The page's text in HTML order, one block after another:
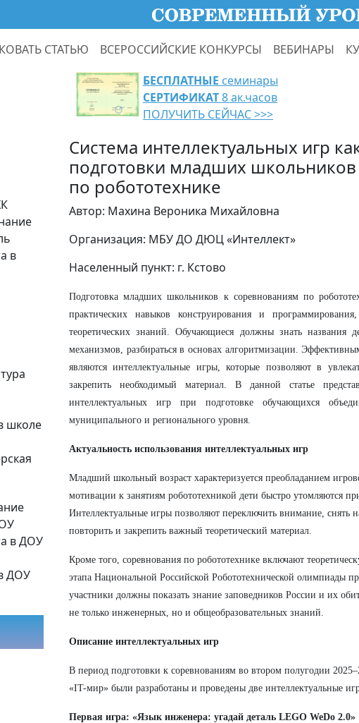
СТАТЬЮ ВСЕРОССИЙСКИЕ КОНКУРСЫ ВЕБИНАРЫ
в
школе
в ДОУ
ДОУ
БЕСПЛАТНЫЕ семинары
СЕРТИФИКАТ8 ак.часов
ПОЛУЧИТЬ СЕЙЧАС >>>
Система интеллектуальных игр
подготовки младших
по робототехнике
Автор: Махина Вероника Михайловна
Организация: МБУ ДО ДЮЦ «Интеллект»
Населенный пункт: г. Кстово
Подготовка младших школьников к соревнованиям по
практических навыков конструирования и
теоретических знаний. Обучающиеся должны знать названия
механизмов, разбираться в основах алгоритмизации.
являются интеллектуальные игры, которые позволяют в
закрепить необходимый материал. В данной статье
интеллектуальных игр при подготовке обучающихся
муниципального и регионального уровня.
Актуальность использования интеллектуальных игр
Младший школьный возраст характеризуется преобладанием
мотивации к занятиям робототехникой дети быстро утомляются
Интеллектуальные игры позволяют переключить внимание, снять
повторить и закрепить важный теоретический материал.
Кроме того, соревнования по робототехнике включают
этапа Национальной Российской Робототехнической олимпиады
участники должны показать знание заповедников России и их
не только инженерных, но и общеобразовательных знаний.
Описание интеллектуальных игр
В период подготовки к соревнованиям во втором полугодии
«IT-мир» были разработаны и проведены две интеллектуальные
Первая игра: «Язык инженера: угадай деталь LEGO WeDo 2.0»